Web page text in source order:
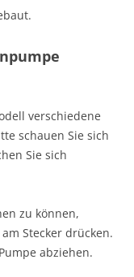
verschiedene
schauen Sie sich
Sie sich
zu können,
Stecker drücken.
abziehen.